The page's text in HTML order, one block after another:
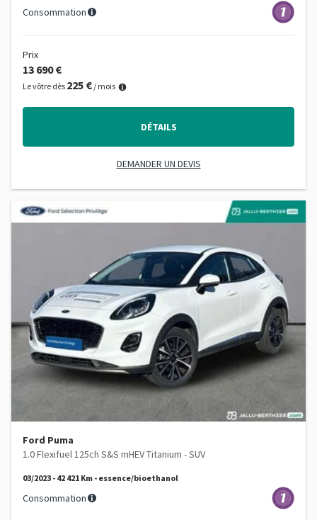
Consommation
Prix
13 690 €
Le vôtre dès 225 € / mois
DÉTAILS
DEMANDER UN DEVIS
Ford Puma
1.0 Flexifuel 125ch S&S mHEV Titanium - SUV
03/2023 - 42 421 Km - essence/bioethanol
Consommation